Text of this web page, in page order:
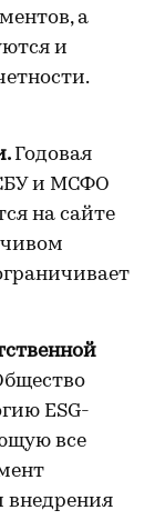
а
и
Годовая
и МСФО
на сайте
ESG-
все
внедрения